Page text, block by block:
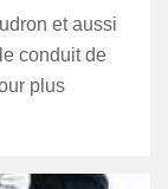
et aussi
conduit de
plus